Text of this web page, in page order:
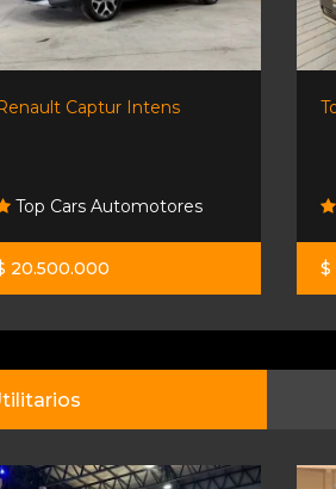
Captur Intens
Top Cars Automotores
20.500.000 $